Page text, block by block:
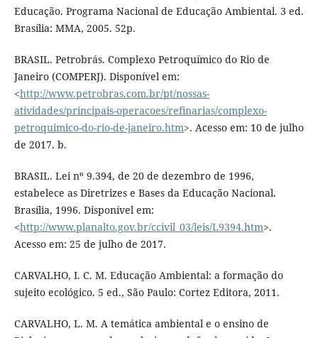
Educação. Programa Nacional de Educação Ambiental. 3 ed.
Brasília: MMA, 2005. 52p.
BRASIL. Petrobrás. Complexo Petroquímico do Rio de
Janeiro (COMPERJ). Disponível em:
<http://www.petrobras.com.br/pt/nossas-
atividades/principais-operacoes/refinarias/complexo-
petroquimico-do-rio-de-janeiro.htm>. Acesso em: 10 de julho
de 2017. b.
BRASIL. Lei nº 9.394, de 20 de dezembro de 1996,
estabelece as Diretrizes e Bases da Educação Nacional.
Brasília, 1996. Disponível em:
<http://www.planalto.gov.br/ccivil_03/leis/L9394.htm>.
Acesso em: 25 de julho de 2017.
CARVALHO, I. C. M. Educação Ambiental: a formação do
sujeito ecológico. 5 ed., São Paulo: Cortez Editora, 2011.
CARVALHO, L. M. A temática ambiental e o ensino de